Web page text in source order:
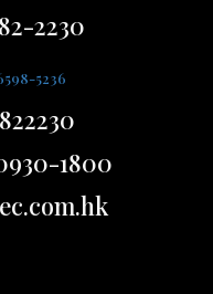
2230
5236
1800